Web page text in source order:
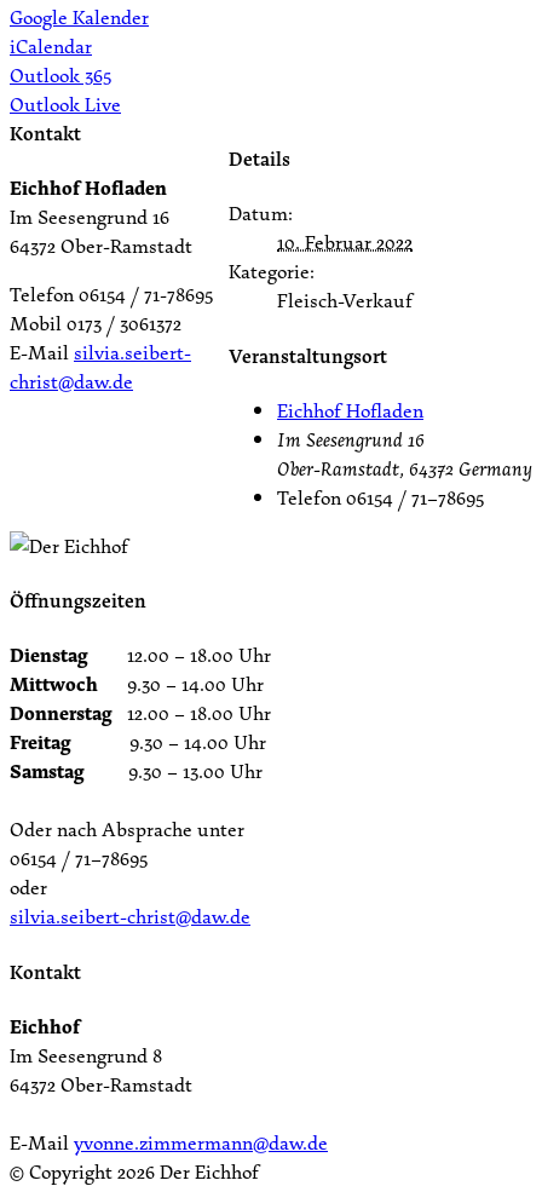
Google Kalender
iCalendar
Outlook 365
Outlook Live
Details
Datum:
10. Februar 2022
Kategorie:
Fleisch-Verkauf
Veranstaltungsort
Eichhof Hofladen
Im Seesengrund 16
Ober-Ramstadt, 64372 Germany
Telefon06154 / 71–78695
Kontakt
Eichhof Hofladen
Im Seesengrund 16
64372 Ober-Ramstadt
Telefon 06154 / 71-78695
Mobil 0173 / 3061372
E-Mailsilvia.seibert-
christ@daw.de
Öffnungszeiten
Dienstag 12.00 – 18.00 Uhr
Mittwoch 9.30 – 14.00 Uhr
Donnerstag 12.00 – 18.00 Uhr
Freitag 9.30 – 14.00 Uhr
Samstag 9.30 – 13.00 Uhr
Oder nach Absprache unter
06154 / 71–78695
oder
silvia.seibert-christ@daw.de
Kontakt
Eichhof
Im Seesengrund 8
64372 Ober-Ramstadt
E-Mailyvonne.zimmermann@daw.de
© Copyright2026 Der Eichhof